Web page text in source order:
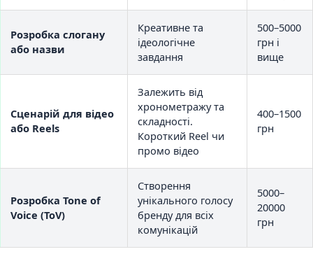
Розробка слогану
або назви
Креативне та
ідеологічне
завдання
500–5000
грн і
вище
Сценарій для відео
або Reels
Залежить від
хронометражу та
складності.
Короткий Reel чи
промо відео
400–1500
грн
Розробка Tone of
Voice (ToV)
Створення
унікального голосу
бренду для всіх
комунікацій
5000–
20000
грн